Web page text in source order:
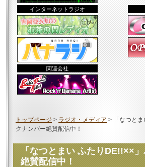
トップページ>ラジオ・メディア>「なつと
クナンバー絶賛配信中！
「なつとまい ふたりDE!!××
絶賛配信中！
インターネットラジオ
関連会社